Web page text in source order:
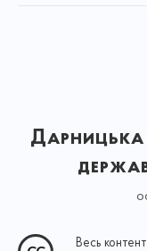
Дарницька
Весь